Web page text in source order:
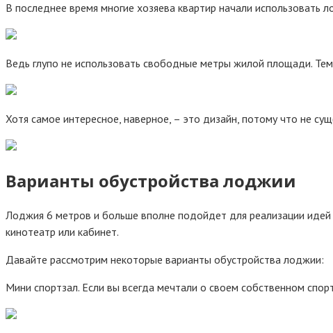
В последнее время многие хозяева квартир начали
Ведь глупо не использовать свободные метры жилой площади.
Хотя самое интересное, наверное, – это дизайн, потому что не
Варианты обустройства лоджии
Лоджия 6 метров и больше вполне подойдет для реализации идей
кинотеатр или кабинет.
Давайте рассмотрим некоторые варианты обустройства лоджии:
Мини спортзал. Если вы всегда мечтали о своем собственном